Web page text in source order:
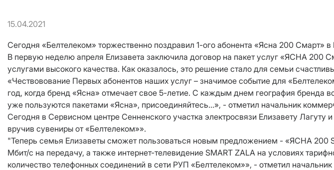
15.04.2021
Сегодня «Белтелеком» торжественно поздравил 1-ого абонента «Ясна 200 Смарт»
В первую неделю апреля Елизавета заключила договор на пакет услуг «ЯСНА
услугами высокого качества. Как оказалось, это решение стало для семьи
«Чествовование Первых абонентов наших услуг – значимое событие для
год, когда бренд «Ясна» отмечает свое 5-летие. С каждым днем география бренда
уже пользуются пакетами «Ясна», присоединяйтесь…», - отметил начальник
Сегодня в Сервисном центре Сенненского участка электросвязи Елизавету
вручив сувениры от «Белтелеком»».
"Теперь семья Елизаветы сможет пользоваться новым предложением - «ЯСНА 200
Мбит/с на передачу, а также интернет-телевидение SMART ZALA на условиях
количество телефонных соединений в сети РУП «Белтелеком»», - отметил